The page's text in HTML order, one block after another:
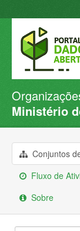
Conjuntos de
Organizações
Sobre
Ministério
Conjuntos
Fluxo de
Sobre